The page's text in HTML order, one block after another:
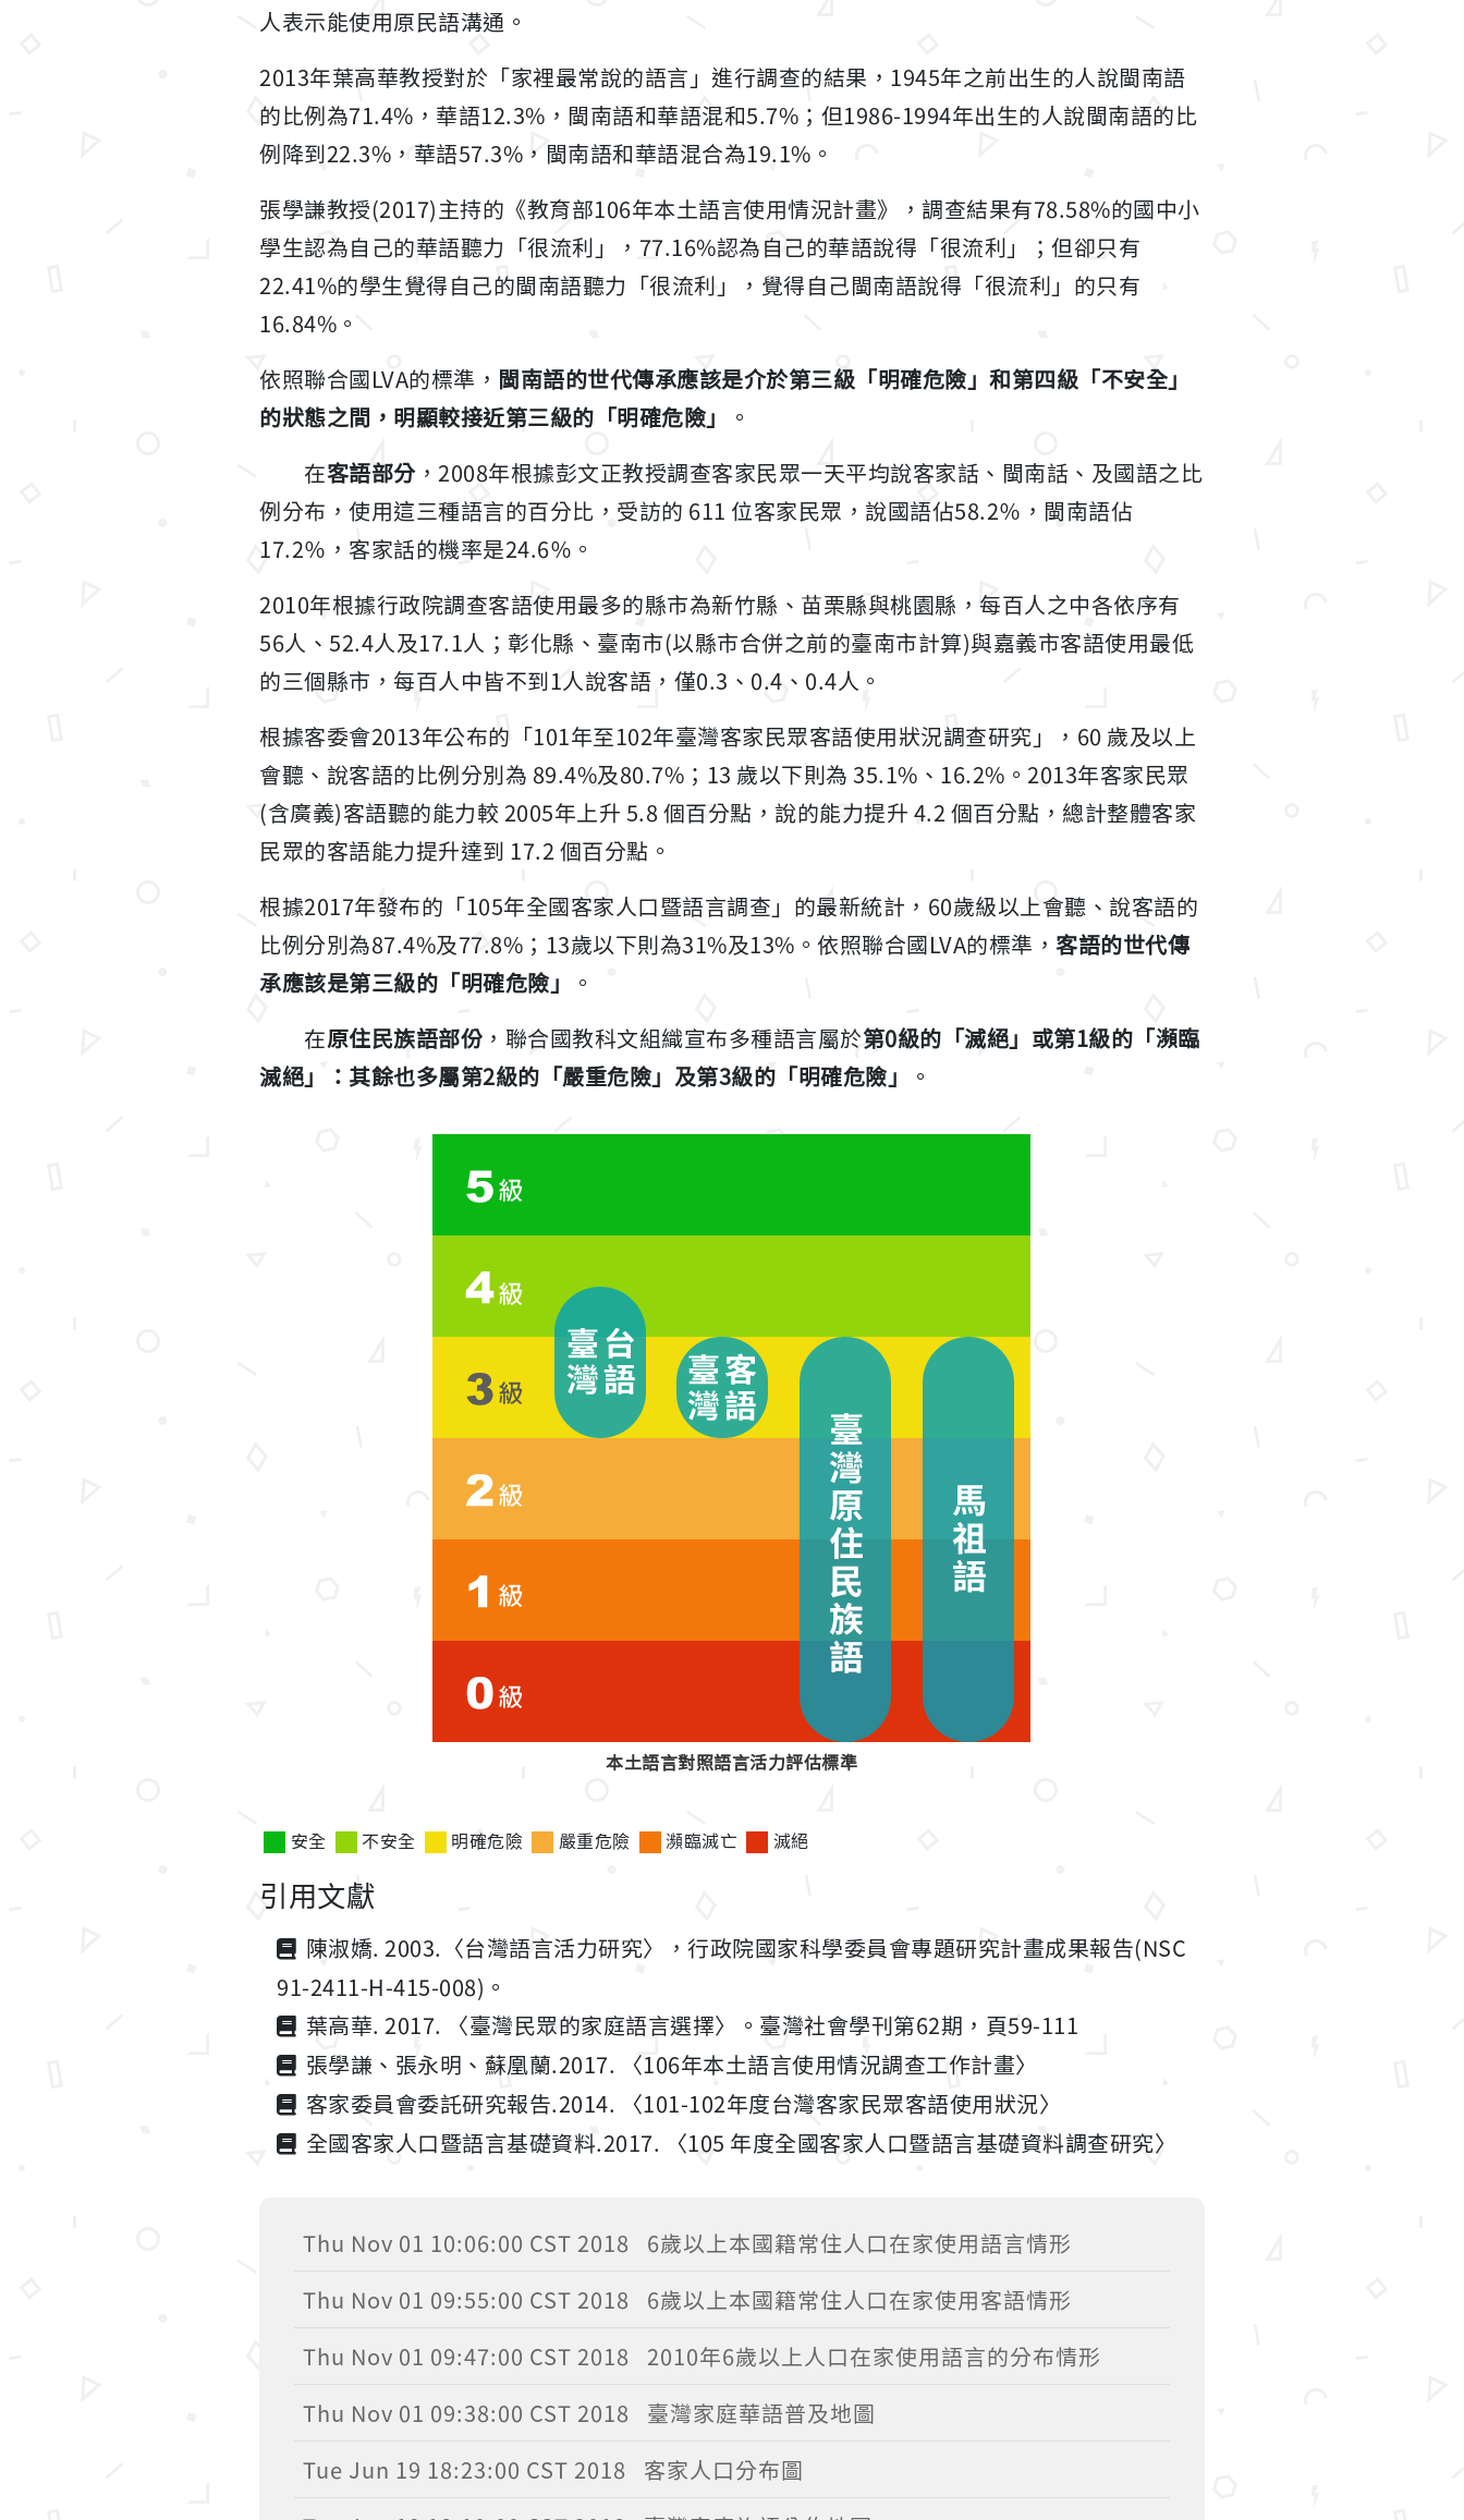
人表示能使用原民語溝通。
2013年葉高華教授對於「家裡最常說的語言」進行調查的結果，1945年之前出生的人說閩南語
的比例為71.4%，華語12.3%，閩南語和華語混和5.7%；但1986-1994年出生的人說閩南語的比
例降到22.3%，華語57.3%，閩南語和華語混合為19.1%。
張學謙教授(2017)主持的《教育部106年本土語言使用情況計畫》，調查結果有78.58%的國中小
學生認為自己的華語聽力「很流利」，77.16%認為自己的華語說得「很流利」；但卻只有
22.41%的學生覺得自己的閩南語聽力「很流利」，覺得自己閩南語說得「很流利」的只有
16.84%。
依照聯合國LVA的標準， 閩南語的世代傳承應該是介於第三級「明確危險」和第四級「不安全」
的狀態之間，明顯較接近第三級的「明確危險」
。
在客語部分，2008年根據彭文正教授調查客家民眾一天平均說客家話、閩南話、及國語之比
例分布，使用這三種語言的百分比，受訪的 611 位客家民眾，說國語佔58.2％，閩南語佔
17.2％，客家話的機率是24.6％。
2010年根據行政院調查客語使用最多的縣市為新竹縣、苗栗縣與桃園縣，每百人之中各依序有
56人、52.4人及17.1人；彰化縣、臺南市(以縣市合併之前的臺南市計算)與嘉義市客語使用最低
的三個縣市，每百人中皆不到1人說客語，僅0.3、0.4、0.4人。
根據客委會2013年公布的「101年至102年臺灣客家民眾客語使用狀況調查研究」，60 歲及以上
會聽、說客語的比例分別為 89.4%及80.7%；13 歲以下則為 35.1%、16.2%。2013年客家民眾
(含廣義)客語聽的能力較 2005年上升 5.8 個百分點，說的能力提升 4.2 個百分點，總計整體客家
民眾的客語能力提升達到 17.2 個百分點。
根據2017年發布的「105年全國客家人口暨語言調查」的最新統計，60歲級以上會聽、說客語的
比例分別為87.4%及77.8%；13歲以下則為31%及13%。依照聯合國LVA的標準， 客語的世代傳
承應該是第三級的「明確危險」
。
在原住民族語部份 ，聯合國教科文組織宣布多種語言屬於第0級的「滅絕」或第1級的「瀕臨
滅絕」：其餘也多屬第2級的「嚴重危險」及第3級的「明確危險」
。
本土語言對照語言活力評估標準
安全 不安全 明確危險 嚴重危險 瀕臨滅亡 滅絕
引用文獻
陳淑嬌. 2003.〈台灣語言活力研究〉，行政院國家科學委員會專題研究計畫成果報告(NSC
91-2411-H-415-008)。
葉高華. 2017. 〈臺灣民眾的家庭語言選擇〉。臺灣社會學刊第62期，頁59-111
張學謙、張永明、蘇凰蘭.2017. 〈106年本土語言使用情況調查工作計畫〉
客家委員會委託研究報告.2014. 〈101-102年度台灣客家民眾客語使用狀況〉
全國客家人口暨語言基礎資料.2017. 〈105 年度全國客家人口暨語言基礎資料調查研究〉
Thu Nov 01 10:06:00 CST 2018
6歲以上本國籍常住人口在家使用語言情形
Thu Nov 01 09:55:00 CST 2018
6歲以上本國籍常住人口在家使用客語情形
Thu Nov 01 09:47:00 CST 2018
2010年6歲以上人口在家使用語言的分布情形
Thu Nov 01 09:38:00 CST 2018
臺灣家庭華語普及地圖
Tue Jun 19 18:23:00 CST 2018
客家人口分布圖